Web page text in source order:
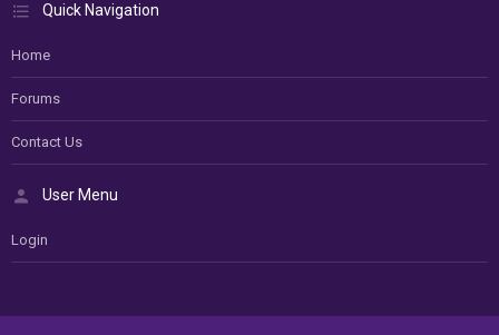
Quick Navigation
Home
Forums
Contact Us
User Menu
Login